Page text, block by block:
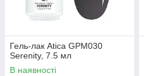
Гель-лак Atica GPM030
Serenity, 7.5 мл
В наявності